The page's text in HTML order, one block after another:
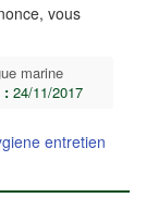
vous
marine
: 24/11/2017
entretien